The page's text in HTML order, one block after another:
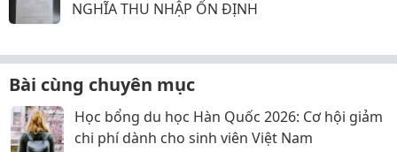
NGHĨA THU NHẬP ỔN ĐỊNH
Bài cùng chuyên mục
Học bổng du học Hàn Quốc 2026: Cơ hội giảm
chi phí dành cho sinh viên Việt Nam